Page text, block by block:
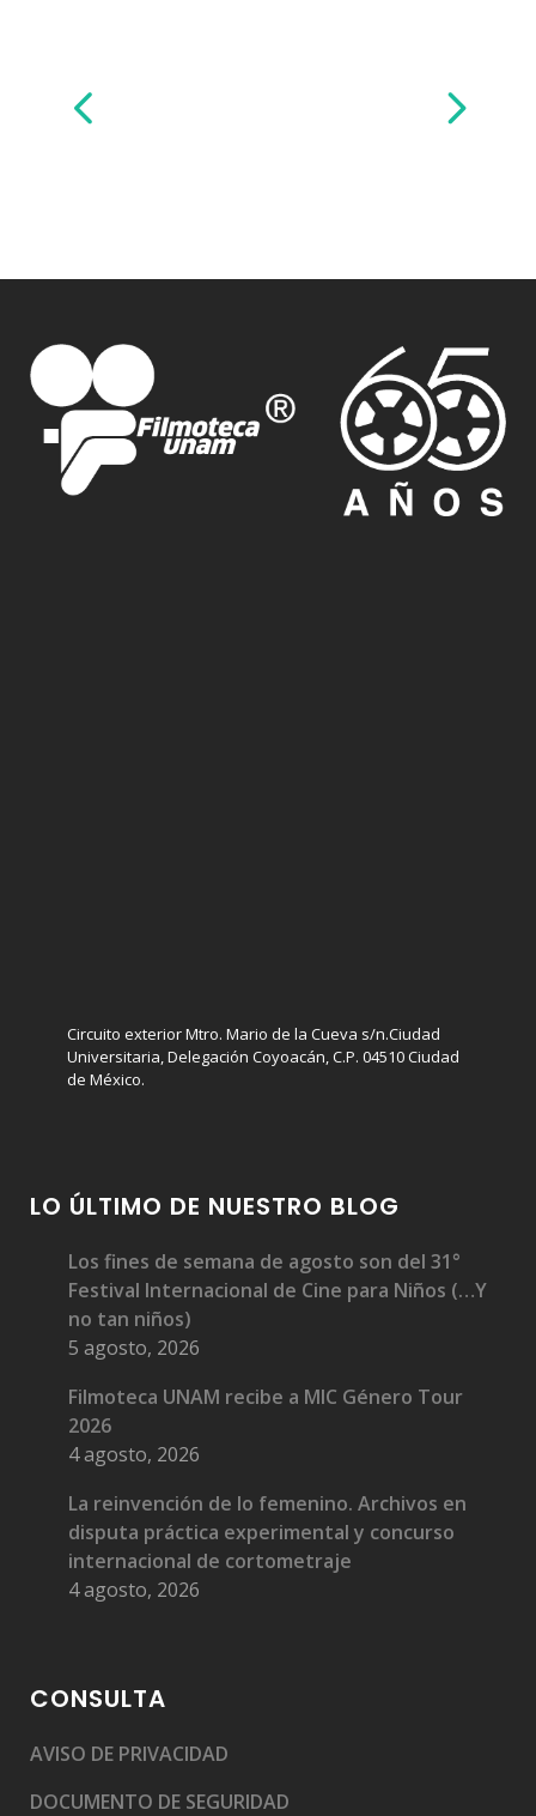
Circuito exterior Mtro. Mario de la Cueva s/n.Ciudad
Universitaria, Delegación Coyoacán, C.P. 04510 Ciudad
de México.
LO ÚLTIMO DE NUESTRO BLOG
Los fines de semana de agosto son del 31°
Festival Internacional de Cine para Niños (…Y
no tan niños)
5 agosto, 2026
Filmoteca UNAM recibe a MIC Género Tour
2026
4 agosto, 2026
La reinvención de lo femenino. Archivos en
disputa práctica experimental y concurso
internacional de cortometraje
4 agosto, 2026
CONSULTA
AVISO DE PRIVACIDAD
DOCUMENTO DE SEGURIDAD